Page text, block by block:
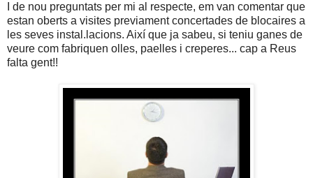
I de nou preguntats per mi al respecte, em van comentar que
estan oberts a visites previament concertades de blocaires a
les seves instal.lacions. Així que ja sabeu, si teniu ganes de
veure com fabriquen olles, paelles i creperes... cap a Reus
falta gent!!